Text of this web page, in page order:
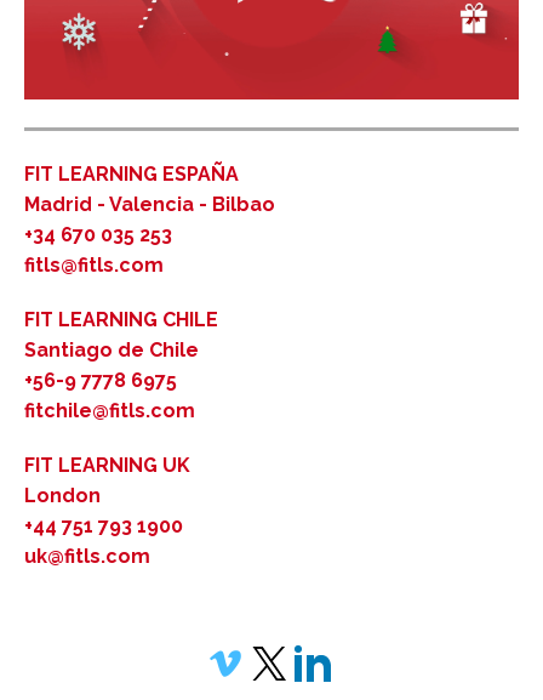
FIT LEARNING ESPAÑA
Madrid - Valencia - Bilbao
+34 670 035 253
fitls@fitls.com
FIT LEARNING CHILE
Santiago de Chile
+56-9 7778 6975
fitchile@fitls.com
FIT LEARNING UK
London
+44 751 793 1900
uk@fitls.com